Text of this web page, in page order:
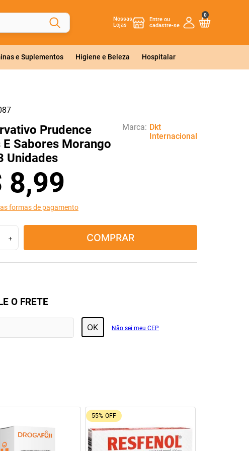
Nossas
Lojas
0
e Suplementos Higiene e Beleza Hospitalar
Prudence
E Sabores Morango
Unidades
Marca: Dkt
Internacional
8,99
formas de pagamento
＋ COMPRAR
O FRETE
OK Não sei meu CEP
69% OFF